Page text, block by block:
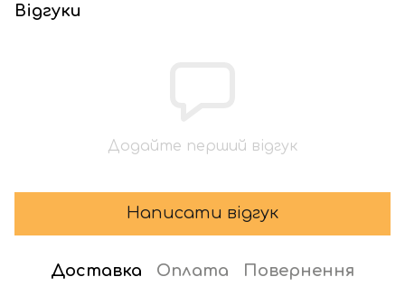
Відгуки
Додайте перший відгук
Написати відгук
Доставка Оплата Повернення